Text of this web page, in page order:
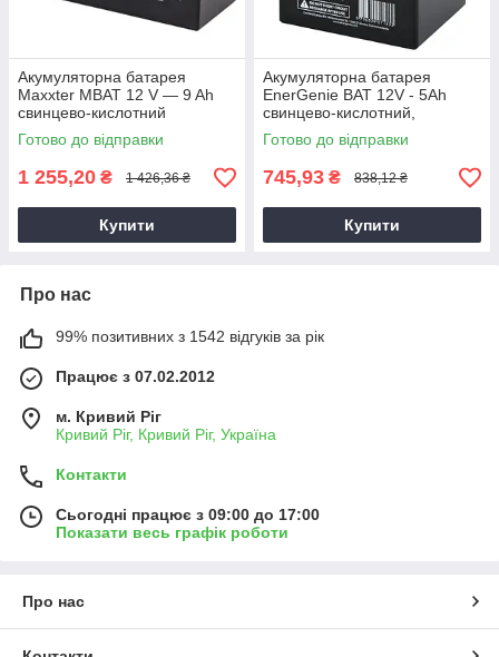
Акумуляторна батарея
Maxxter MBAT 12 V — 9 Ah
свинцево-кислотний
Готово до відправки
1 255,20 ₴ 1 426,36 ₴
Купити
Акумуляторна батарея
EnerGenie BAT 12V - 5Ah
свинцево-кислотний,
акумулятор для електроніки
Готово до відправки
745,93 ₴ 838,12 ₴
Купити
Про нас
99% позитивних з 1542 відгуків за рік
Працює з 07.02.2012
м. Кривий Ріг
Кривий Ріг, Кривий Ріг, Україна
Контакти
Сьогодні працює з 09:00 до 17:00
Показати весь графік роботи
Про нас